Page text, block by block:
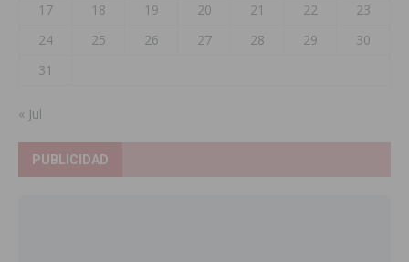
17
18 19 20 21 22
23
24
25 26 27 28 29
30
31
« Jul
PUBLICIDAD